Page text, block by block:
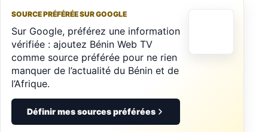
SOURCE PRÉFÉRÉE SUR GOOGLE
Sur Google, préférez une information
vérifiée : ajoutez Bénin Web TV
comme source préférée pour ne rien
manquer de l’actualité du Bénin et de
l’Afrique.
Définir mes sources préférées